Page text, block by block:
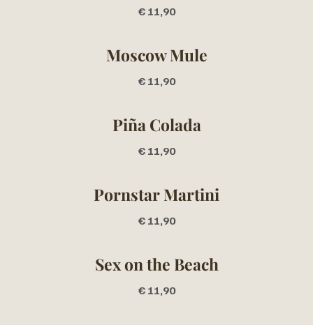
€ 11,90
Moscow Mule
€ 11,90
Piña Colada
€ 11,90
Pornstar Martini
€ 11,90
Sex on the Beach
€ 11,90